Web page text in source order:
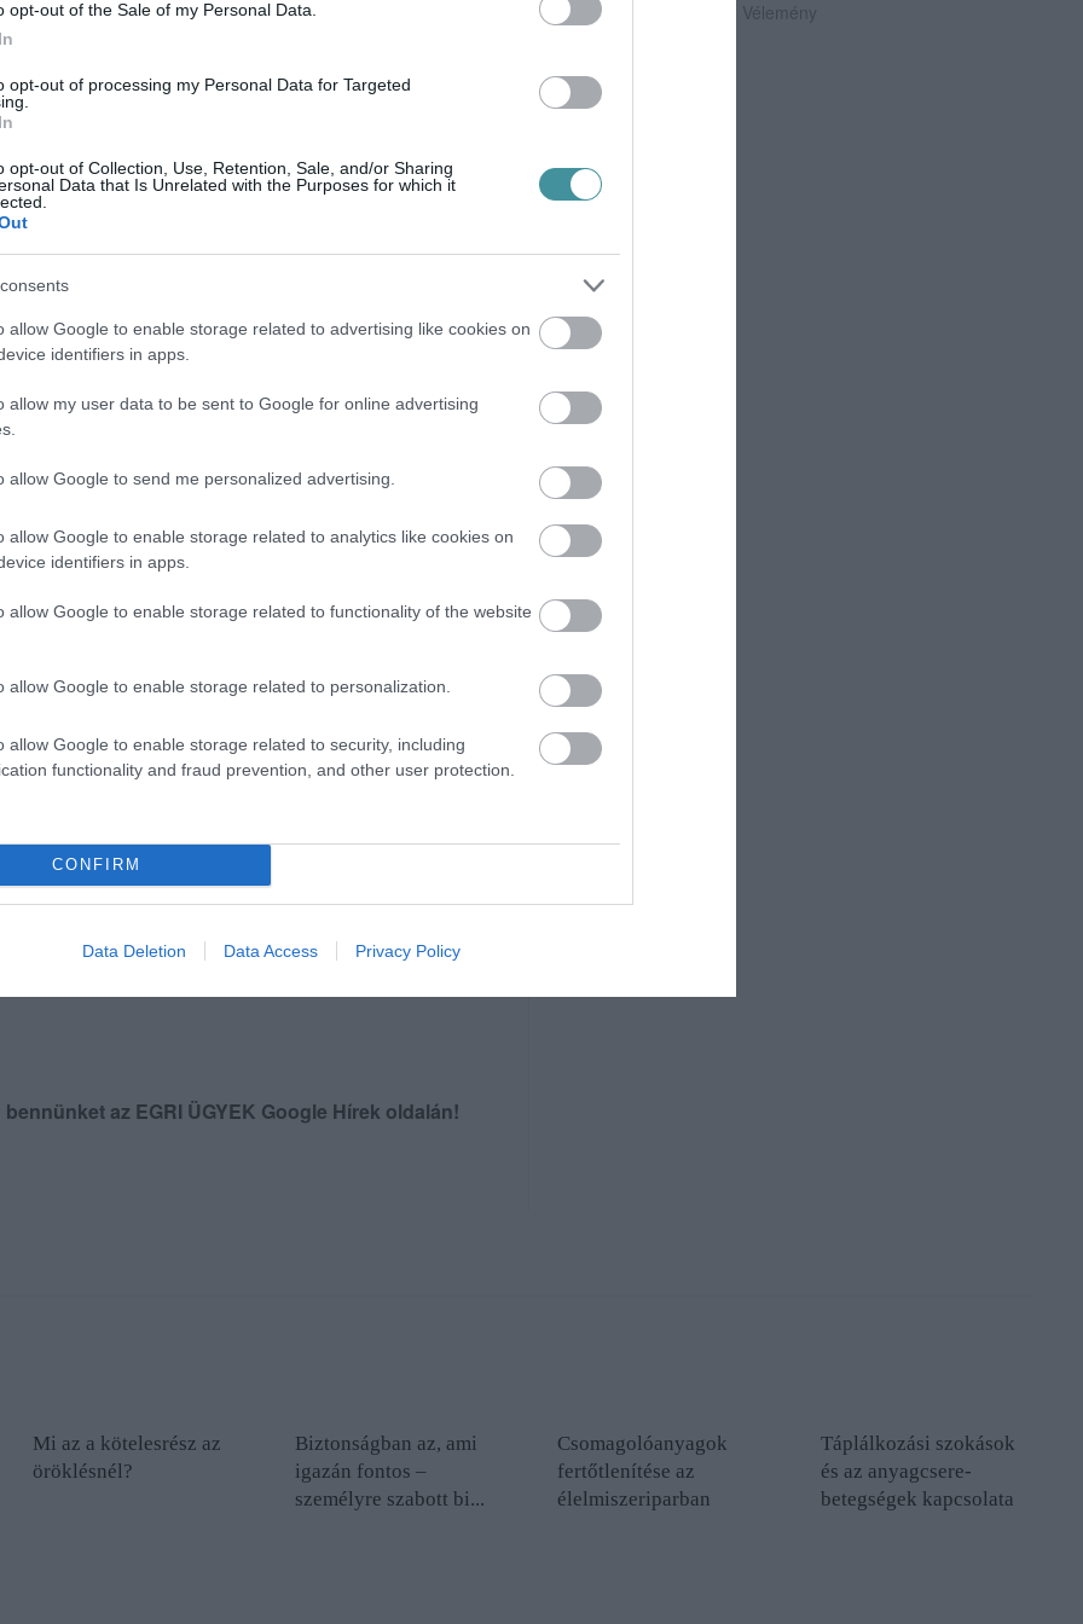
opt-out of the Sale of my Personal Data.
opt-out of processing my Personal Data for Targeted
opt-out of Collection, Use, Retention, Sale, and/or Sharing
Data that Is Unrelated with the Purposes for which it
allow Google to enable storage related to advertising like cookies on
identifiers in apps.
allow my user data to be sent to Google for online advertising
allow Google to send me personalized advertising.
allow Google to enable storage related to analytics like cookies on
identifiers in apps.
allow Google to enable storage related to functionality of the website
allow Google to enable storage related to personalization.
allow Google to enable storage related to security, including
functionality and fraud prevention, and other user protection.
CONFIRM
Data Deletion Data Access Privacy Policy
bír. Milyen mértékben legyen
Ez elsősorban attól függ, hogy mi
kiválasztott párnahuzat, például a
az éjszaka során. A selyem kellemes
nedvességet, mint sok hagyományos
is.
de néhány praktikus lépéssel
az ébresztő szundi funkcióját, hiszen a
tesz. Másodsorban, próbáld meg a
segíthet a bioritmus korai beállításában.
víz fogyasztása kellemesen
természetes módon fokozhatják az
a bőr és a haj kíméletesebb
növeléséhez az éjszakai órák alatt.
hosszú távon hozzájárulhat a jobb
Vajon a selyem és a tudatos
számodra is? Ha kipróbálnád, itt
szokásaidba. Ahogy az alvás
szebbek.
az EGRI ÜGYEK Google Hírek oldalán!
2026. augusztus 05 Vélemény
Mi az a kötelesrész az
öröklésnél?
Biztonságban az, ami
igazán fontos –
személyre szabott bi...
Csomagolóanyagok
fertőtlenítése az
élelmiszeriparban
Táplálkozási szokások
és az anyagcsere-
betegségek kapcsolata